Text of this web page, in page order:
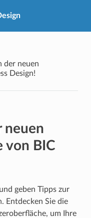
der neuen
Design!
neuen
von BIC
geben Tipps zur
Entdecken Sie die
um Ihre